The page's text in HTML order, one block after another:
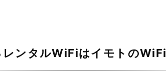
レンタルWiFiはイモトのWiFi